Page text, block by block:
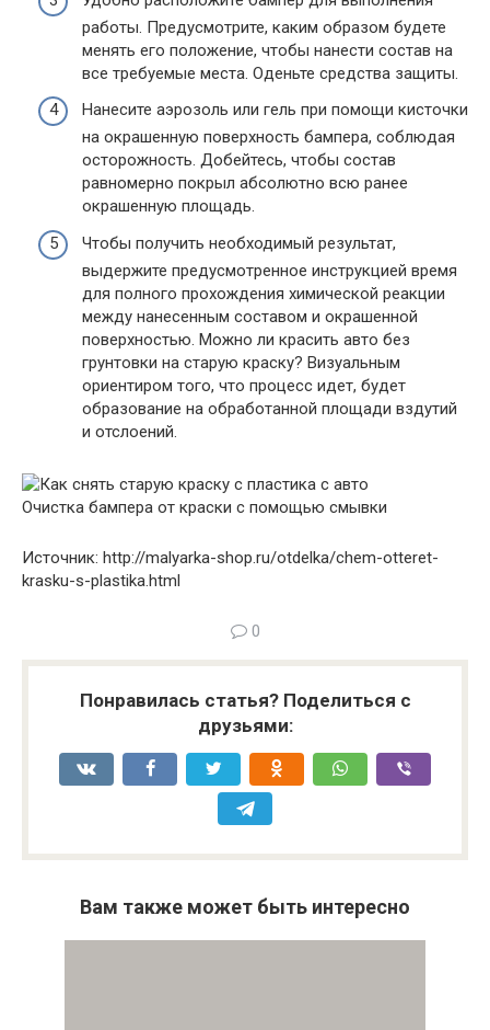
работы. Предусмотрите, каким образом будете
менять его положение, чтобы нанести состав на
все требуемые места. Оденьте средства защиты.
Нанесите аэрозоль или гель при помощи кисточки
на окрашенную поверхность бампера, соблюдая
осторожность. Добейтесь, чтобы состав
равномерно покрыл абсолютно всю ранее
окрашенную площадь.
Чтобы получить необходимый результат,
выдержите предусмотренное инструкцией время
для полного прохождения химической реакции
между нанесенным составом и окрашенной
поверхностью. Можно ли красить авто без
грунтовки на старую краску? Визуальным
ориентиром того, что процесс идет, будет
образование на обработанной площади вздутий
и отслоений.
Очистка бампера от краски с помощью смывки
Источник: http://malyarka-shop.ru/otdelka/chem-otteret-
krasku-s-plastika.html
0
Понравилась статья? Поделиться с
друзьями:
Вам также может быть интересно